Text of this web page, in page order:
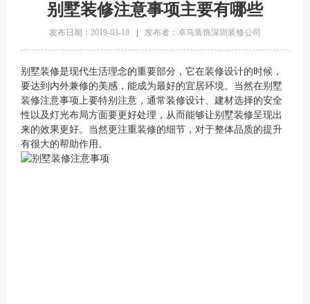
别墅装修注意事项主要有哪些
发布日期：2019-03-18 发布者：卓马装饰深圳装修公司
别墅装修是现代生活理念的重要部分，它在装修设计的时候，
要达到内外兼修的美感，能成为最好的宜居环境。当然在别墅
装修注意事项上要特别注意，通常装修设计、建材选择的安全
性以及灯光布局方面要更好处理，从而能够让别墅装修呈现出
来的效果更好。当然更注重装修的细节，对于整体品质的提升
有很大的帮助作用。